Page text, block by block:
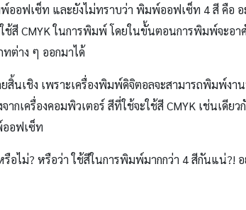
อฟเซ็ท และยังไม่ทราบว่า พิมพ์ออฟเซ็ท 4 สี คือ
สี CMYK ในการพิมพ์ โดยในขั้นตอนการพิมพ์จะอ
ต่าง ๆ ออกมาได้
นเชิง เพราะเครื่องพิมพ์ดิจิตอลจะสามารถพิมพ์ง
กเครื่องคอมพิวเตอร์ สีที่ใช้จะใช้สี CMYK เช่นเดี
ออฟเซ็ท
ไม่? หรือว่า ใช้สีในการพิมพ์มากกว่า 4 สีกันแน่?!